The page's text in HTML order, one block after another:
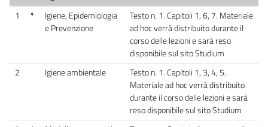
1
*
Igiene, Epidemiologia
e Prevenzione
Testo n. 1. Capitoli 1, 6, 7. Materiale
ad hoc verrà distribuito durante il
corso delle lezioni e sarà reso
disponibile sul sito Studium
2
Igiene ambientale
Testo n. 1. Capitoli 1, 3, 4, 5.
Materiale ad hoc verrà distribuito
durante il corso delle lezioni e sarà
reso disponibile sul sito Studium